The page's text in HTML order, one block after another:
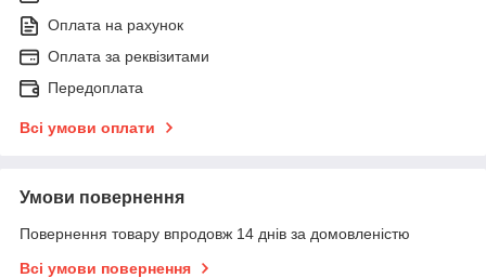
Оплата на рахунок
Оплата за реквізитами
Передоплата
Всі умови оплати
Умови повернення
Повернення товару впродовж 14 днів за домовленістю
Всі умови повернення